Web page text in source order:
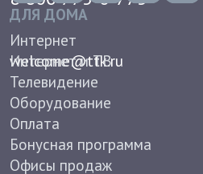
Wi-Fi с авторизацией
Бесплатный вызов 8 800
Защита от DDoS
Виртуальная АТС
Доступ в интернет
Антивирусы для бизнеса
Документы
Контакты